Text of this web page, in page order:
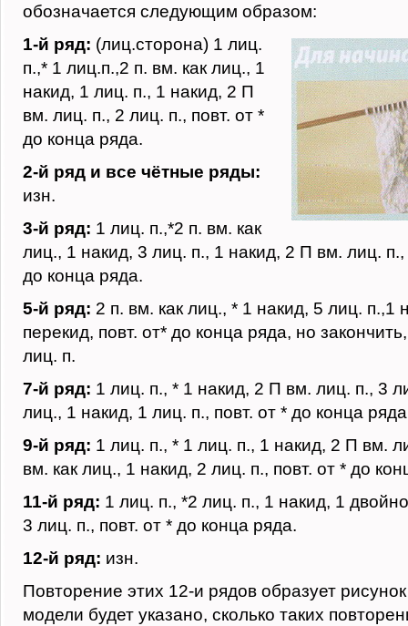
обозначается следующим образом:
1-й ряд: (лиц.сторона) 1 лиц.
п.,* 1 лиц.п.,2 п. вм. как лиц., 1
накид, 1 лиц. п., 1 накид, 2 П
вм. лиц. п., 2 лиц. п., повт. от *
до конца ряда.
2-й ряд и все чётные ряды:
изн.
3-й ряд: 1 лиц. п.,*2 п. вм. как
лиц., 1 накид, 3 лиц. п., 1 накид, 2 П вм. лиц. п.,
до конца ряда.
5-й ряд: 2 п. вм. как лиц., * 1 накид, 5 лиц. п.,1
перекид, повт. от* до конца ряда, но
лиц. п.
7-й ряд: 1 лиц. п., * 1 накид, 2 П вм. лиц. п., 3
лиц., 1 накид, 1 лиц. п., повт. от * до конца
9-й ряд: 1 лиц. п., * 1 лиц. п., 1 накид, 2 П вм.
вм. как лиц., 1 накид, 2 лиц. п., повт. от * до
11-й ряд: 1 лиц. п., *2 лиц. п., 1 накид, 1
3 лиц. п., повт. от * до конца ряда.
12-й ряд: изн.
Повторение этих 12-и рядов образует
модели будет указано, сколько таких